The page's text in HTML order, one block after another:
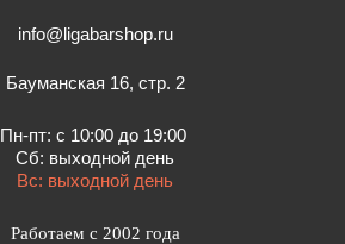
info@ligabarshop.ru
Бауманская 16, стр. 2
Пн-пт: с 10:00 до 19:00
Сб: выходной день
Вс: выходной день
Работаем с 2002 года